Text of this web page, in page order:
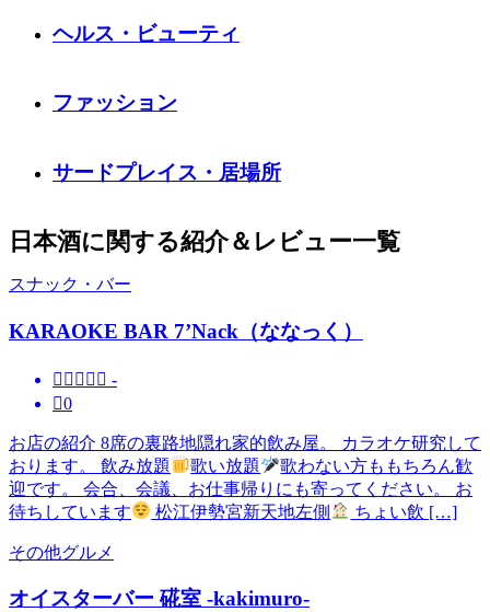
ヘルス・ビューティ
ファッション
サードプレイス・居場所
日本酒に関する紹介＆レビュー一覧
スナック・バー
KARAOKE BAR 7’Nack（ななっく）
     -
0
お店の紹介 8席の裏路地隠れ家的飲み屋。 カラオケ研究して
おります。 飲み放題
歌い放題
歌わない方ももちろん歓
迎です。 会合、会議、お仕事帰りにも寄ってください。 お
待ちしています
松江伊勢宮新天地左側 ちょい飲 […]
その他グルメ
オイスターバー 硴室 -kakimuro-